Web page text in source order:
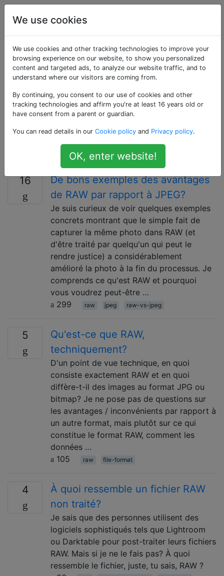
La
photographie
Questions marquées
«raw»
RAW fait référence à l'un des nombreux formats de
capturées par le capteur. Il s'agit généralement de
formats propriétaires, et chaque entreprise utilise la
16
De bons exemples des avantages
de RAW par rapport à JPEG?
Je suis curieux de voir quelques exemples
concrets montrant que le simple fait de
capturer la même photo dans RAW (et
d'être traité par quelqu'un qui peut le
rendre justice) a considérablement
amélioré la photo à la fin du processus. Je
comprends ce qu'est RAW et pourquoi
vous voudrez peut-être …
299
raw jpeg raw-vs-jpeg
5
Qu'est-ce que RAW,
techniquement?
D'un point de vue technique, en quoi
consiste exactement RAW et en quoi
diffère-t-il des images au format JPG ou
bitmap? Je ne pose pas de questions sur
les avantages / inconvénients par rapport à
un autre format, mais plutôt sur ce qui
constitue le format RAW, comment les
données …
105
raw file-format
4
À quoi ressemble un fichier RAW
non traité?
Je sais que des personnes utilisent des
logiciels sophistiqués tels que Lightroom
ou Darktable pour post-traiter leurs fichiers
RAW. Mais si je ne le fais pas? À quoi
ressemble le fichier, juste, tu sais, RAW ?
We use cookies
We use cookies and other tracking technologies to improve your
browsing experience on our website, to show you personalized
content and targeted ads, to analyze our website traffic, and to
understand where our visitors are coming from.
By continuing, you consent to our use of cookies and other
tracking technologies and affirm you're at least 16 years old or
have consent from a parent or guardian.
You can read details in our Cookie policy and Privacy policy.
OK, enter website!